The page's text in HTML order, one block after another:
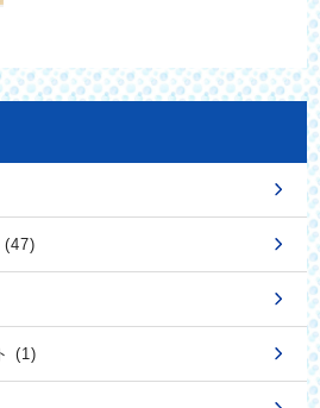
(47)
(1)